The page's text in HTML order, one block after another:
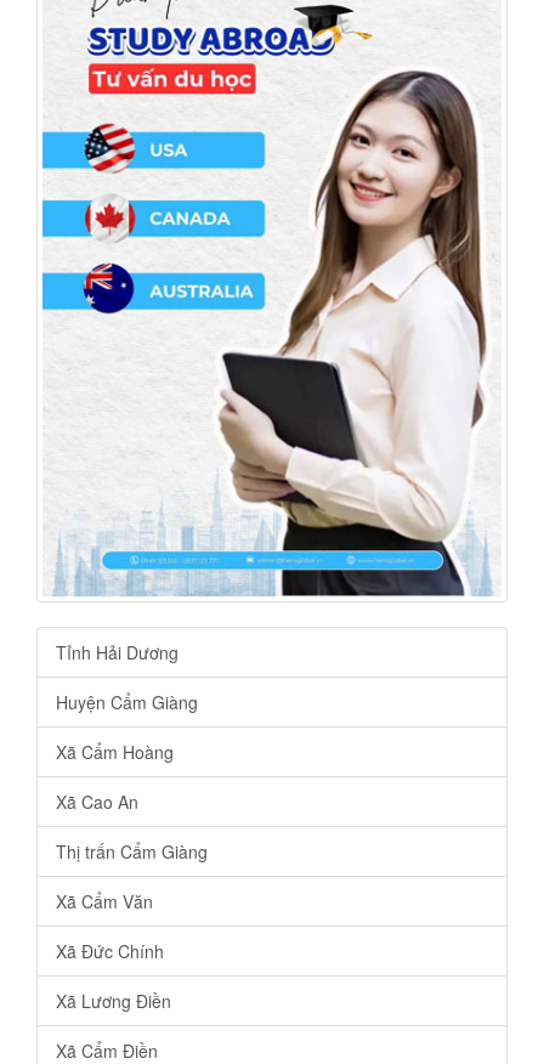
Tỉnh Hải Dương
Huyện Cẩm Giàng
Xã Cẩm Hoàng
Xã Cao An
Thị trấn Cẩm Giàng
Xã Cẩm Văn
Xã Đức Chính
Xã Lương Điền
Xã Cẩm Điền